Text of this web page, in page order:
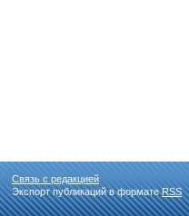
Связь с редакцией
Экспорт публикаций в форматеRSS